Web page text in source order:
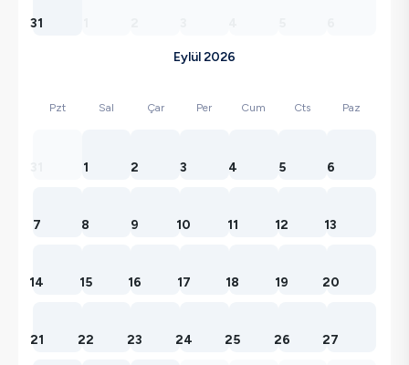
31
Eylül 2026
Pzt Sal Çar Per Cum Cts Paz
1 2 3 4 5 6
7 8 9 10 11 12 13
14 15 16 17 18 19 20
21 22 23 24 25 26 27